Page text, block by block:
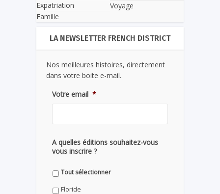
Expatriation
Famille
Voyage
LA NEWSLETTER FRENCH DISTRICT
Nos meilleures histoires, directement
dans votre boite e-mail.
Votre email *
A quelles éditions souhaitez-vous
vous inscrire ?
Tout sélectionner
Floride